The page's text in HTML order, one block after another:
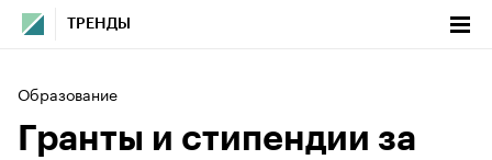
ТРЕНДЫ
Образование
Гранты и стипендии за